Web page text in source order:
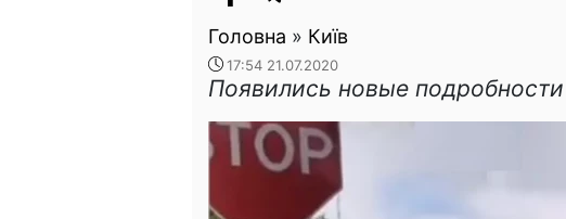
Головна » Київ
17:54 21.07.2020
Появились новые